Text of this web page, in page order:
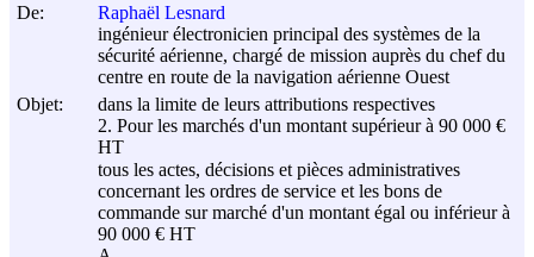
De:
Raphaël Lesnard
ingénieur électronicien principal des systèmes de la
sécurité aérienne, chargé de mission auprès du chef du
centre en route de la navigation aérienne Ouest
Objet:
dans la limite de leurs attributions respectives
2. Pour les marchés d'un montant supérieur à 90 000 €
HT
tous les actes, décisions et pièces administratives
concernant les ordres de service et les bons de
commande sur marché d'un montant égal ou inférieur à
90 000 € HT